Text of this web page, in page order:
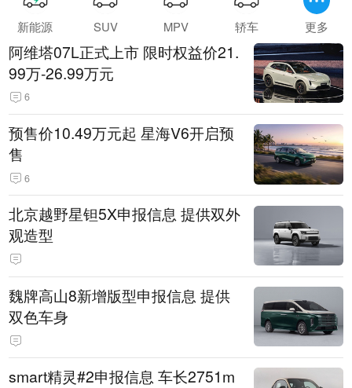
新能源 SUV MPV 轿车 更多
阿维塔07L正式上市 限时权益价21.
99万-26.99万元
6
预售价10.49万元起 星海V6开启预
售
6
北京越野星钽5X申报信息 提供双外
观造型
魏牌高山8新增版型申报信息 提供
双色车身
smart精灵#2申报信息 车长2751m